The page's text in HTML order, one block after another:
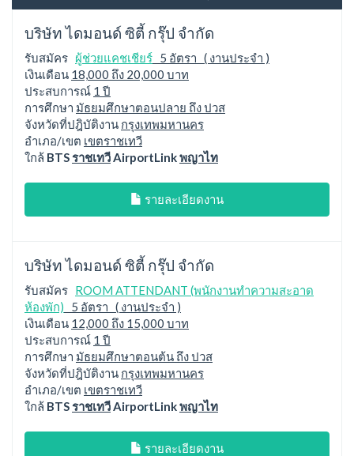
บริษัท ไดมอนด์ ซิตี้ กรุ๊ป จำกัด
รับสมัคร ผู้ช่วยแคชเชียร์ 5 อัตรา ( งานประจำ )
เงินเดือน 18,000 ถึง 20,000 บาท
ประสบการณ์ 1 ปี
การศึกษา มัธยมศึกษาตอนปลาย ถึง ปวส
จังหวัดที่ปฎิบัติงาน กรุงเทพมหานคร
อำเภอ/เขต เขตราชเทวี
ใกล้ BTSราชเทวีAirportLinkพญาไท
รายละเอียดงาน
บริษัท ไดมอนด์ ซิตี้ กรุ๊ป จำกัด
รับสมัคร ROOM ATTENDANT (พนักงานทำความสะอาด
ห้องพัก) 5 อัตรา ( งานประจำ )
เงินเดือน 12,000 ถึง 15,000 บาท
ประสบการณ์ 1 ปี
การศึกษา มัธยมศึกษาตอนต้น ถึง ปวส
จังหวัดที่ปฎิบัติงาน กรุงเทพมหานคร
อำเภอ/เขต เขตราชเทวี
ใกล้ BTSราชเทวีAirportLinkพญาไท
รายละเอียดงาน